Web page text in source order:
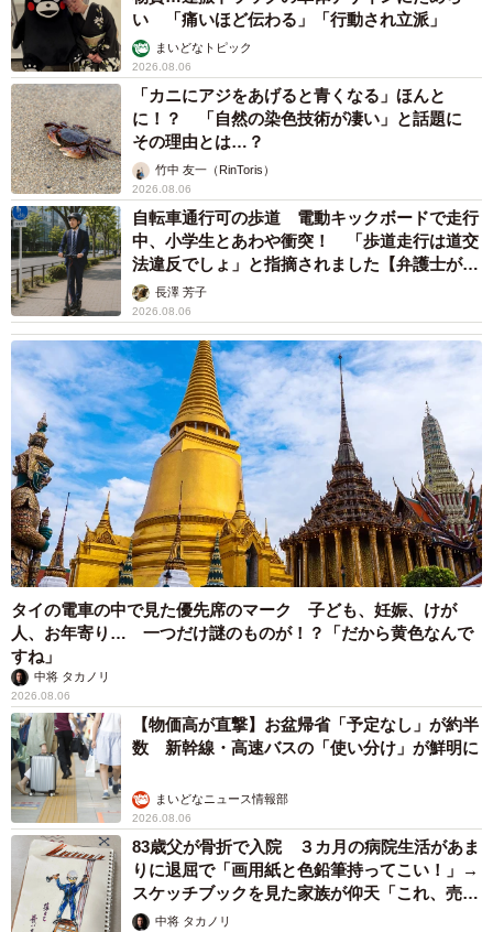
い 「痛いほど伝わる」「行動され立派」
まいどなトピック
2026.08.06
「カニにアジをあげると青くなる」ほんと
に！？ 「自然の染色技術が凄い」と話題に
その理由とは…？
竹中 友一（RinToris）
2026.08.06
自転車通行可の歩道 電動キックボードで走行
中、小学生とあわや衝突！ 「歩道走行は道交
法違反でしょ」と指摘されました【弁護士が解
説】長澤 芳子
2026.08.06
タイの電車の中で見た優先席のマーク 子ども、妊娠、けが
人、お年寄り… 一つだけ謎のものが！？「だから黄色なんで
すね」
中将 タカノリ
2026.08.06
【物価高が直撃】お盆帰省「予定なし」が約半
数 新幹線・高速バスの「使い分け」が鮮明に
まいどなニュース情報部
2026.08.06
83歳父が骨折で入院 ３カ月の病院生活があま
りに退屈で「画用紙と色鉛筆持ってこい！」→
スケッチブックを見た家族が仰天「これ、売れ
ますよ…」
中将 タカノリ